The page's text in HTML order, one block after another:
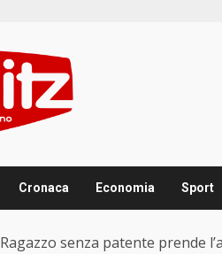
Cronaca Economia Sport
Ragazzo senza patente prende